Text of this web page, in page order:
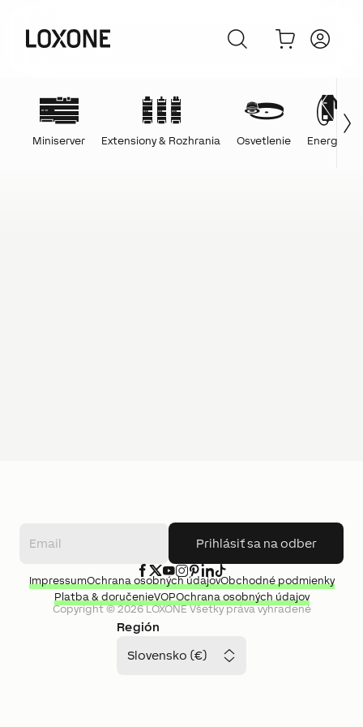
Miniserver Extensiony & Rozhrania Osvetlenie Energie
Prihlásiť sa na odber
Región
Slovensko (€)
Copyright ©2026LOXONEVšetky práva vyhradené
ImpressumOchrana osobných údajovObchodné podmienky
Platba & doručenieVOPOchrana osobných údajov